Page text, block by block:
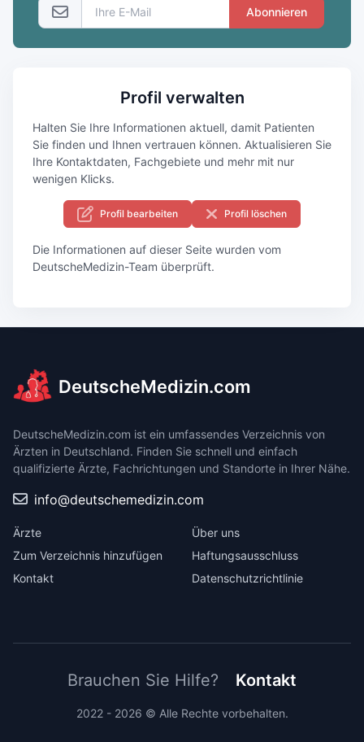
Abonnieren
Profil verwalten
Halten Sie Ihre Informationen aktuell, damit Patienten
Sie finden und Ihnen vertrauen können. Aktualisieren Sie
Ihre Kontaktdaten, Fachgebiete und mehr mit nur
wenigen Klicks.
Profil bearbeiten Profil löschen
Die Informationen auf dieser Seite wurden vom
DeutscheMedizin-Team überprüft.
DeutscheMedizin.com
DeutscheMedizin.com ist ein umfassendes Verzeichnis von
Ärzten in Deutschland. Finden Sie schnell und einfach
qualifizierte Ärzte, Fachrichtungen und Standorte in Ihrer Nähe.
info@deutschemedizin.com
Ärzte
Zum Verzeichnis hinzufügen
Kontakt
Über uns
Haftungsausschluss
Datenschutzrichtlinie
Brauchen Sie Hilfe? Kontakt
2022 - 2026 © Alle Rechte vorbehalten.